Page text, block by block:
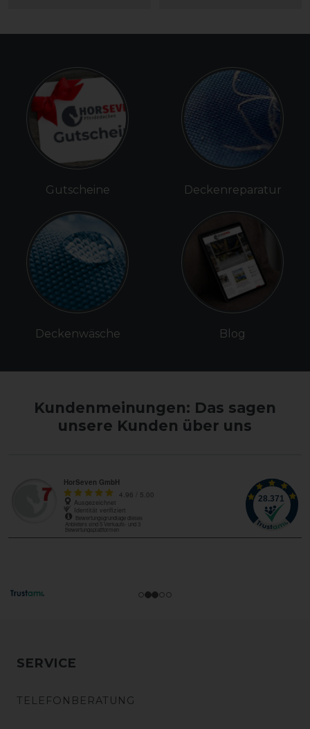
Gutscheine
Deckenwäsche
Deckenreparatur
Blog
Kundenmeinungen: Das sagen
unsere Kunden über uns
SERVICE
TELEFONBERATUNG